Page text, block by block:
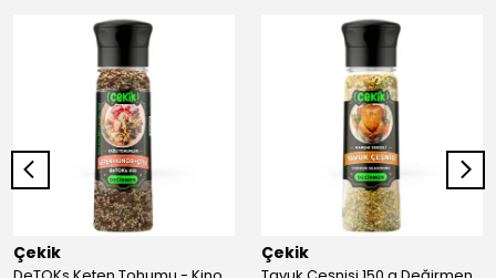
Çekik Çekik